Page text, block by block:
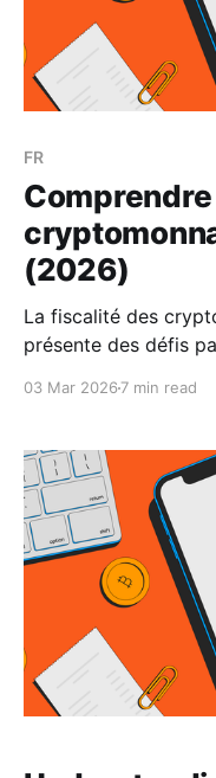
FR
(2026)
La fiscalité des
présente des défis
Koinly.
03 Mar 2026 7 min read